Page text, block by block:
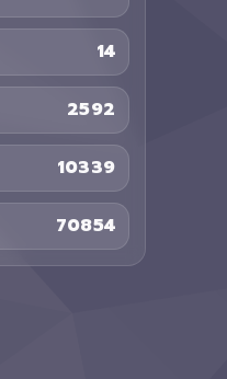
14
2592
10339
70854